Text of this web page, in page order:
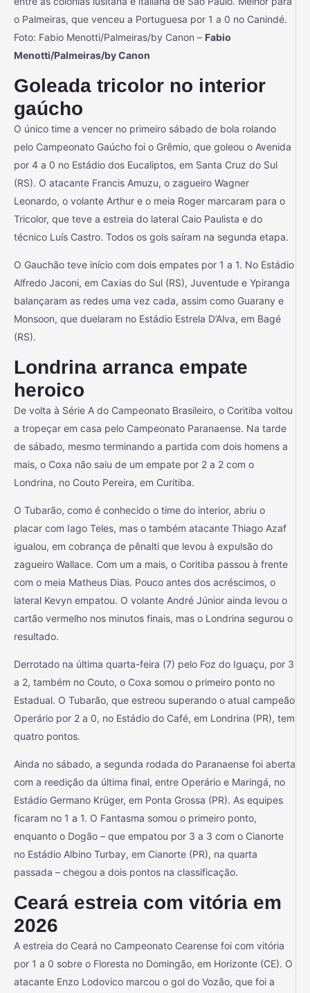
o Palmeiras, que venceu a Portuguesa por 1 a 0 no Canindé.
Foto: Fabio Menotti/Palmeiras/by Canon – Fabio
Menotti/Palmeiras/by Canon
Goleada tricolor no interior
gaúcho
O único time a vencer no primeiro sábado de bola rolando
pelo Campeonato Gaúcho foi o Grêmio, que goleou o Avenida
por 4 a 0 no Estádio dos Eucaliptos, em Santa Cruz do Sul
(RS). O atacante Francis Amuzu, o zagueiro Wagner
Leonardo, o volante Arthur e o meia Roger marcaram para o
Tricolor, que teve a estreia do lateral Caio Paulista e do
técnico Luís Castro. Todos os gols saíram na segunda etapa.
O Gauchão teve início com dois empates por 1 a 1. No Estádio
Alfredo Jaconi, em Caxias do Sul (RS), Juventude e Ypiranga
balançaram as redes uma vez cada, assim como Guarany e
Monsoon, que duelaram no Estádio Estrela D’Alva, em Bagé
(RS).
Londrina arranca empate
heroico
De volta à Série A do Campeonato Brasileiro, o Coritiba voltou
a tropeçar em casa pelo Campeonato Paranaense. Na tarde
de sábado, mesmo terminando a partida com dois homens a
mais, o Coxa não saiu de um empate por 2 a 2 com o
Londrina, no Couto Pereira, em Curitiba.
O Tubarão, como é conhecido o time do interior, abriu o
placar com Iago Teles, mas o também atacante Thiago Azaf
igualou, em cobrança de pênalti que levou à expulsão do
zagueiro Wallace. Com um a mais, o Coritiba passou à frente
com o meia Matheus Dias. Pouco antes dos acréscimos, o
lateral Kevyn empatou. O volante André Júnior ainda levou o
cartão vermelho nos minutos finais, mas o Londrina segurou o
resultado.
Derrotado na última quarta-feira (7) pelo Foz do Iguaçu, por 3
a 2, também no Couto, o Coxa somou o primeiro ponto no
Estadual. O Tubarão, que estreou superando o atual campeão
Operário por 2 a 0, no Estádio do Café, em Londrina (PR), tem
quatro pontos.
Ainda no sábado, a segunda rodada do Paranaense foi aberta
com a reedição da última final, entre Operário e Maringá, no
Estádio Germano Krüger, em Ponta Grossa (PR). As equipes
ficaram no 1 a 1. O Fantasma somou o primeiro ponto,
enquanto o Dogão – que empatou por 3 a 3 com o Cianorte
no Estádio Albino Turbay, em Cianorte (PR), na quarta
passada – chegou a dois pontos na classificação.
Ceará estreia com vitória em
2026
A estreia do Ceará no Campeonato Cearense foi com vitória
por 1 a 0 sobre o Floresta no Domingão, em Horizonte (CE). O
atacante Enzo Lodovico marcou o gol do Vozão, que foi a